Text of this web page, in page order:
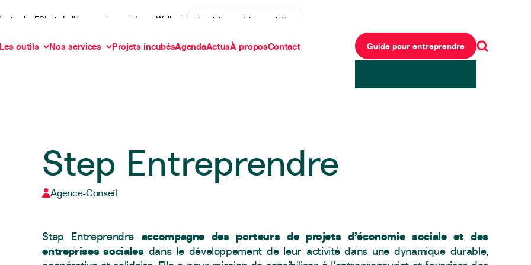
Les outils Nos services Projets incubésAgendaActusÀ proposContact Guide pour entreprendre
de iES! et de l’économie sociale en Wallonie Je m'abonne à la newsletter
Step Entreprendre
Agence-Conseil
Step Entreprendre accompagne des porteurs de projets d’économie sociale et des
entreprises socialesdans le développement de leur activité dans une dynamique durable,